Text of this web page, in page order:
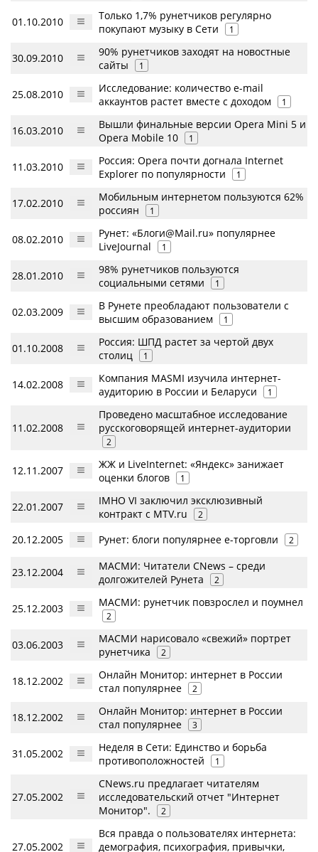
01.10.2010
Только 1,7% рунетчиков регулярно
покупают музыку в Сети
1
30.09.2010
90% рунетчиков заходят на новостные
сайты
1
25.08.2010
Исследование: количество e-mail
аккаунтов растет вместе с доходом
1
16.03.2010
Вышли финальные версии Opera Mini 5 и
Opera Mobile 10
1
11.03.2010
Россия: Opera почти догнала Internet
Explorer по популярности
1
17.02.2010
Мобильным интернетом пользуются 62%
россиян
1
08.02.2010
Рунет: «Блоги@Mail.ru» популярнее
LiveJournal
1
28.01.2010
98% рунетчиков пользуются
социальными сетями
1
02.03.2009
В Рунете преобладают пользователи с
высшим образованием
1
01.10.2008
Россия: ШПД растет за чертой двух
столиц
1
14.02.2008
Компания MASMI изучила интернет-
аудиторию в России и Беларуси
1
11.02.2008
Проведено масштабное исследование
русскоговорящей интернет-аудитории
2
12.11.2007
ЖЖ и LiveInternet: «Яндекс» занижает
оценки блогов
1
22.01.2007
IMHO VI заключил эксклюзивный
контракт с MTV.ru
2
20.12.2005 Рунет: блоги популярнее e-торговли 2
23.12.2004
МАСМИ: Читатели CNews – среди
долгожителей Рунета
2
25.12.2003 МАСМИ: рунетчик повзрослел и поумнел
2
03.06.2003
МАСМИ нарисовало «свежий» портрет
рунетчика
2
18.12.2002
Онлайн Монитор: интернет в России
стал популярнее
2
18.12.2002
Онлайн Монитор: интернет в России
стал популярнее
3
31.05.2002
Неделя в Сети: Единство и борьба
противоположностей
1
27.05.2002
CNews.ru предлагает читателям
исследовательский отчет "Интернет
Монитор".
2
27.05.2002
Вся правда о пользователях интернета:
демография, психография, привычки,